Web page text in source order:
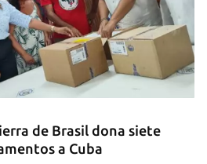
de Brasil dona siete
a Cuba